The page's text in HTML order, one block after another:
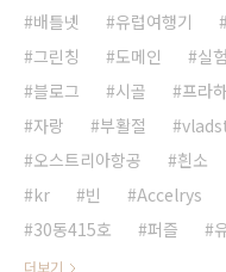
배틀넷
유럽여행기
그린칭
도메인 실
블로그
시골 프라하
자랑
부활절
오스트리아항공
흰소
kr
빈 Accelrys
30동415호
퍼즐
더보기